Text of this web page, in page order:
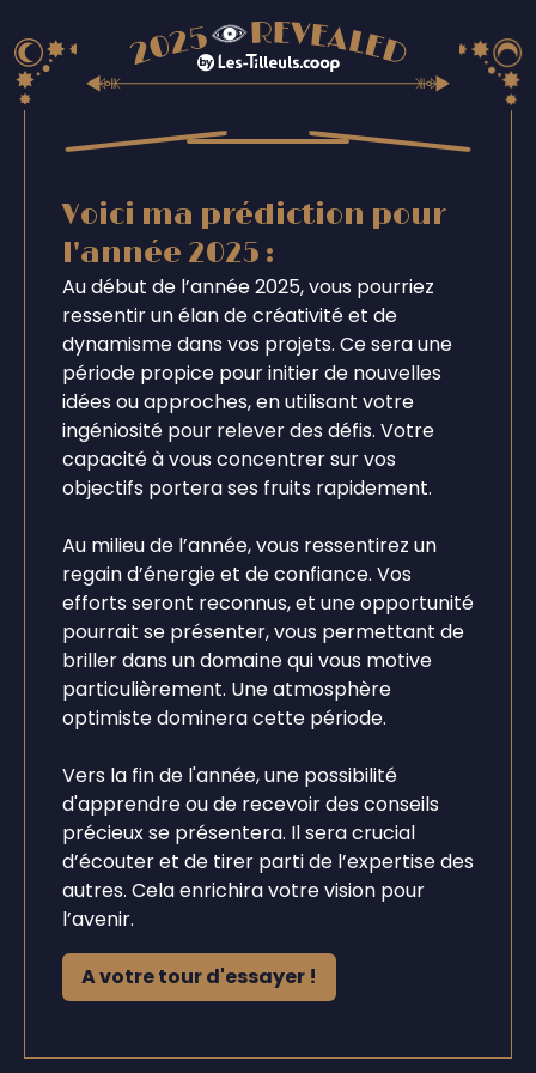
Voici ma prédiction pour
l'année 2025 :
Au début de l’année 2025, vous pourriez
ressentir un élan de créativité et de
dynamisme dans vos projets. Ce sera une
période propice pour initier de nouvelles
idées ou approches, en utilisant votre
ingéniosité pour relever des défis. Votre
capacité à vous concentrer sur vos
objectifs portera ses fruits rapidement.
Au milieu de l’année, vous ressentirez un
regain d’énergie et de confiance. Vos
efforts seront reconnus, et une opportunité
pourrait se présenter, vous permettant de
briller dans un domaine qui vous motive
particulièrement. Une atmosphère
optimiste dominera cette période.
Vers la fin de l'année, une possibilité
d'apprendre ou de recevoir des conseils
précieux se présentera. Il sera crucial
d’écouter et de tirer parti de l’expertise des
autres. Cela enrichira votre vision pour
l’avenir.
A votre tour d'essayer !